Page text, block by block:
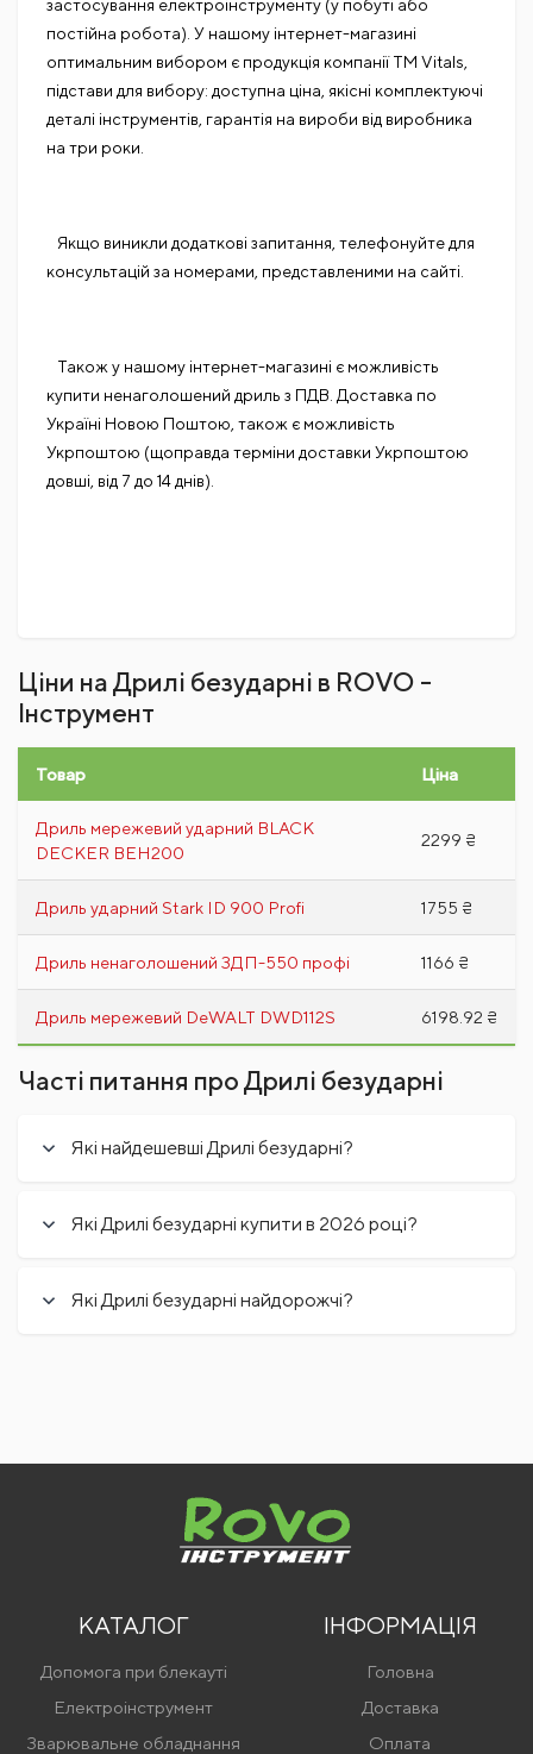
застосування електроінструменту (у побуті або
постійна робота). У нашому інтернет-магазині
оптимальним вибором є продукція компанії TM Vitals,
підстави для вибору: доступна ціна, якісні комплектуючі
деталі інструментів, гарантія на вироби від виробника
на три роки.
Якщо виникли додаткові запитання, телефонуйте для
консультацій за номерами, представленими на сайті.
Також у нашому інтернет-магазині є можливість
купити ненаголошений дриль з ПДВ. Доставка по
Україні Новою Поштою, також є можливість
Укрпоштою (щоправда терміни доставки Укрпоштою
довші, від 7 до 14 днів).
Ціни на Дрилі безударні в ROVO -
Інструмент
Товар Ціна
Дриль мережевий ударний BLACK
DECKER BEH200
2299 ₴
Дриль ударний Stark ID 900 Profi 1755 ₴
Дриль ненаголошений ЗДП-550 профі 1166 ₴
Дриль мережевий DeWALT DWD112S 6198.92 ₴
Часті питання про Дрилі безударні
Які найдешевші Дрилі безударні?
Які Дрилі безударні купити в 2026 році?
Які Дрилі безударні найдорожчі?
КАТАЛОГ
Допомога при блекауті
Електроінструмент
Зварювальне обладнання
ІНФОРМАЦІЯ
Головна
Доставка
Оплата